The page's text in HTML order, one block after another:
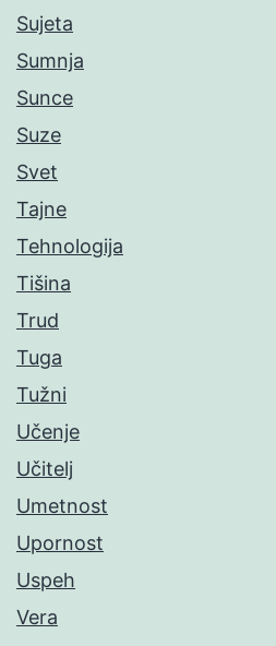
Sujeta
Sumnja
Sunce
Suze
Svet
Tajne
Tehnologija
Tišina
Trud
Tuga
Tužni
Učenje
Učitelj
Umetnost
Upornost
Uspeh
Vera